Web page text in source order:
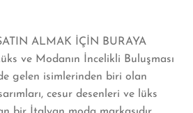
ALMAK İÇİN BURAYA
ve Modanın İncelikli Buluşması
gelen isimlerinden biri olan
cesur desenleri ve lüks